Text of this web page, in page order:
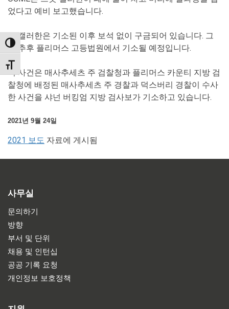
TOGGLE HIGH CONTRAST
TOGGLE FONT SIZE
었다고 예비 보고했습니다.
잭 캘러한은 기소된 이후 보석 없이 구금되어 있습니다. 그
는 추후 플리머스 고등법원에서 기소될 예정입니다.
이 사건은 매사추세츠 주 검찰청과 플리머스 카운티 지방 검
찰청에 배정된 매사추세츠 주 경찰과 덕스버리 경찰이 수사
한 사건을 샤넌 버킹엄 지방 검사보가 기소하고 있습니다.
2021년 9월 24일
2021 보도 자료에 게시됨
사무실
문의하기
방향
부서 및 단위
채용 및 인턴십
공공 기록 요청
개인정보 보호정책